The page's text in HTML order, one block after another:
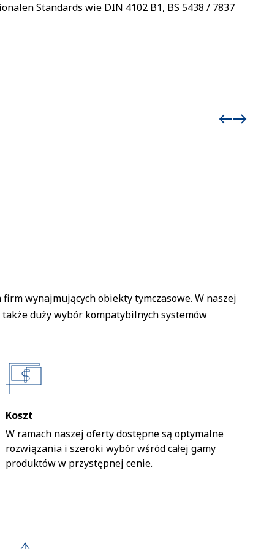
Standards wie DIN 4102 B1, BS 5438 / 7837
wynajmujących obiekty tymczasowe. W naszej
duży wybór kompatybilnych systemów
Koszt
W ramach naszej oferty dostępne są optymalne
rozwiązania i szeroki wybór wśród całej gamy
produktów w przystępnej cenie.